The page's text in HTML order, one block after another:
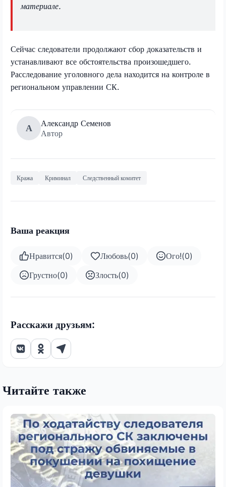
материале.
Сейчас следователи продолжают сбор доказательств и
устанавливают все обстоятельства произошедшего.
Расследование уголовного дела находится на контроле в
региональном управлении СК.
А
Александр Семенов
Автор
Кража Криминал Следственный комитет
Ваша реакция
Нравится(0) Любовь(0) Ого!(0)
Грустно(0) Злость(0)
Расскажи друзьям:
Читайте также